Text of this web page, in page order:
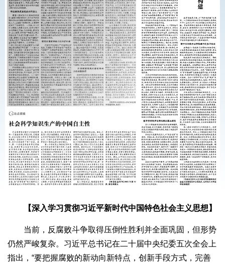
【深入学习贯彻习近平新时代中国特色社会主义思想】
当前，反腐败斗争取得压倒性胜利并全面巩固，但形势
仍然严峻复杂。习近平总书记在二十届中央纪委五次全会上
指出，“要把握腐败的新动向新特点，创新手段方式，完善